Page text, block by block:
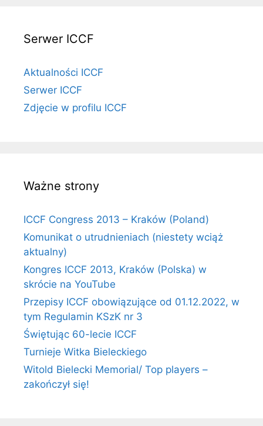
Serwer ICCF
Aktualności ICCF
Serwer ICCF
Zdjęcie w profilu ICCF
Ważne strony
ICCF Congress 2013 – Kraków (Poland)
Komunikat o utrudnieniach (niestety wciąż
aktualny)
Kongres ICCF 2013, Kraków (Polska) w
skrócie na YouTube
Przepisy ICCF obowiązujące od 01.12.2022, w
tym Regulamin KSzK nr 3
Świętując 60-lecie ICCF
Turnieje Witka Bieleckiego
Witold Bielecki Memorial/ Top players –
zakończył się!